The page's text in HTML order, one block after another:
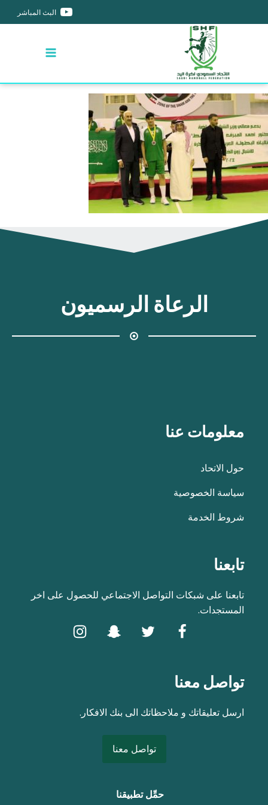
البث المباشر
الرعاة الرسميون
معلومات عنا
حول الاتحاد
سياسة الخصوصية
شروط الخدمة
تابعنا
تابعنا على شبكات التواصل الاجتماعي للحصول على اخر
المستجدات.
تواصل معنا
ارسل تعليقاتك و ملاحظاتك الى بنك الافكار.
تواصل معنا
حمِّل تطبيقنا